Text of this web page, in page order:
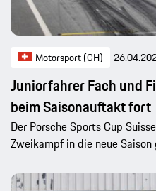
Motorsport (CH)
Juniorfahrer Fach und
beim Saisonauftakt fort
Der Porsche Sports Cup
Zweikampf in die neue